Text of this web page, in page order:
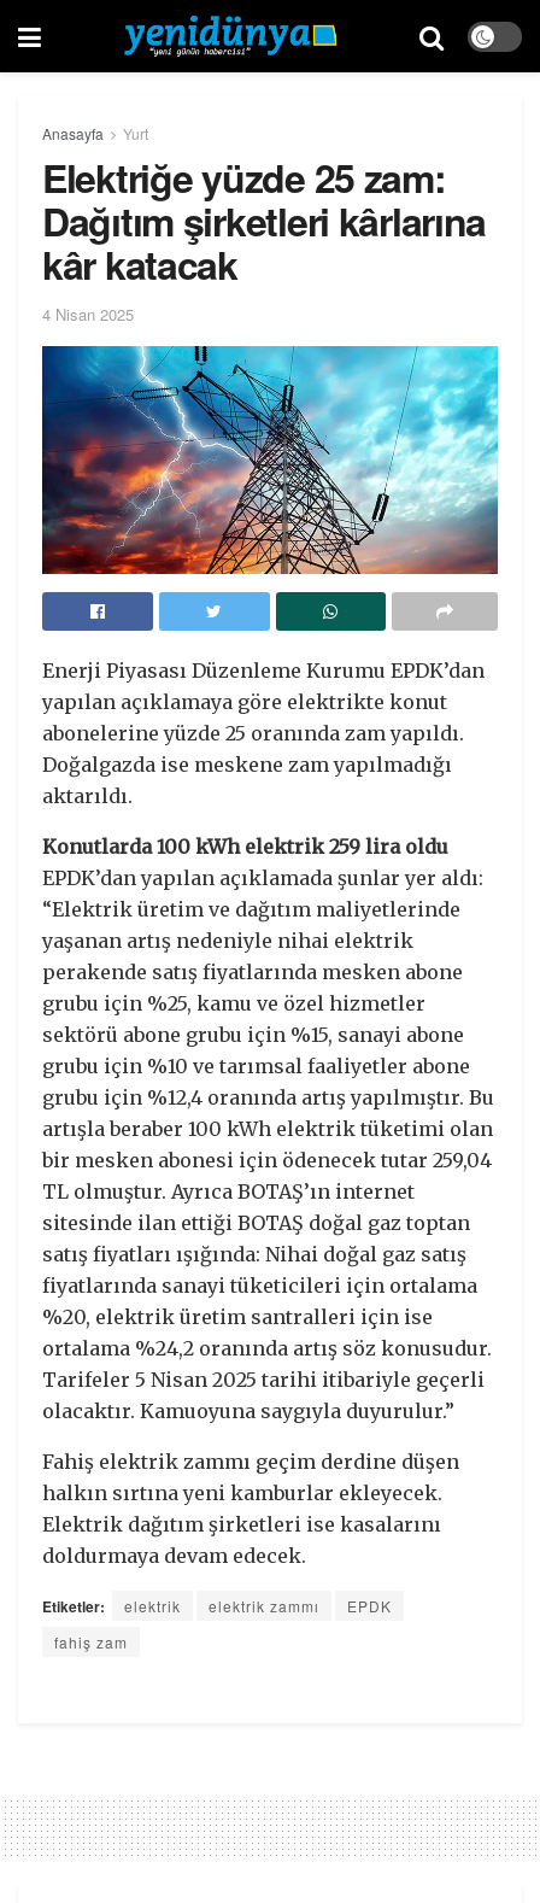
Anasayfa Yurt
Elektriğe yüzde 25 zam:
Dağıtım şirketleri kârlarına
kâr katacak
4 Nisan 2025
Enerji Piyasası Düzenleme Kurumu EPDK’dan
yapılan açıklamaya göre elektrikte konut
abonelerine yüzde 25 oranında zam yapıldı.
Doğalgazda ise meskene zam yapılmadığı
aktarıldı.
Konutlarda 100 kWh elektrik 259 lira oldu
EPDK’dan yapılan açıklamada şunlar yer aldı:
“Elektrik üretim ve dağıtım maliyetlerinde
yaşanan artış nedeniyle nihai elektrik
perakende satış fiyatlarında mesken abone
grubu için %25, kamu ve özel hizmetler
sektörü abone grubu için %15, sanayi abone
grubu için %10 ve tarımsal faaliyetler abone
grubu için %12,4 oranında artış yapılmıştır. Bu
artışla beraber 100 kWh elektrik tüketimi olan
bir mesken abonesi için ödenecek tutar 259,04
TL olmuştur. Ayrıca BOTAŞ’ın internet
sitesinde ilan ettiği BOTAŞ doğal gaz toptan
satış fiyatları ışığında: Nihai doğal gaz satış
fiyatlarında sanayi tüketicileri için ortalama
%20, elektrik üretim santralleri için ise
ortalama %24,2 oranında artış söz konusudur.
Tarifeler 5 Nisan 2025 tarihi itibariyle geçerli
olacaktır. Kamuoyuna saygıyla duyurulur.”
Fahiş elektrik zammı geçim derdine düşen
halkın sırtına yeni kamburlar ekleyecek.
Elektrik dağıtım şirketleri ise kasalarını
doldurmaya devam edecek.
Etiketler: elektrik elektrik zammı
EPDK
fahiş zam